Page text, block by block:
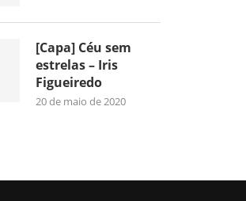
[Capa] Céu sem
estrelas – Iris
Figueiredo
20 de maio de 2020